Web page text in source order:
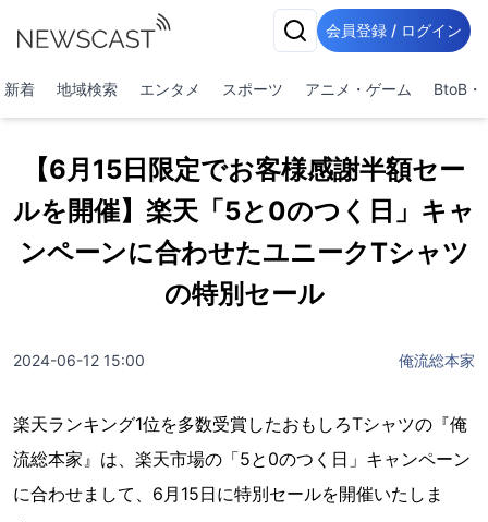
会員登録 / ログイン
新着 地域検索 エンタメ スポーツ アニメ・ゲーム BtoB・
【6月15日限定でお客様感謝半額セー
ルを開催】楽天「5と0のつく日」キャ
ンペーンに合わせたユニークTシャツ
の特別セール
2024-06-12 15:00 俺流総本家
楽天ランキング1位を多数受賞したおもしろTシャツの『俺
流総本家』は、楽天市場の「5と0のつく日」キャンペーン
に合わせまして、6月15日に特別セールを開催いたしま